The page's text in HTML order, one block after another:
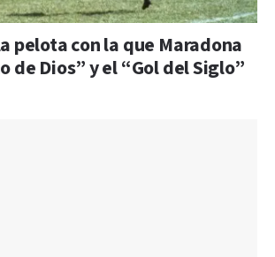
pelota con la que Maradona
de Dios” y el “Gol del Siglo”